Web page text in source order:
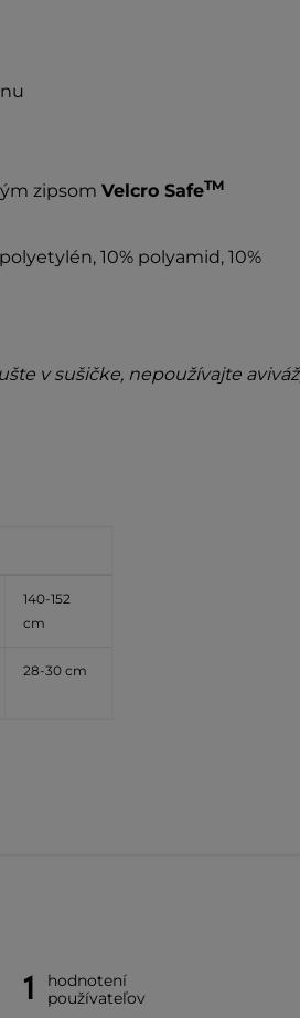
zipsom Velcro SafeTM
10% polyamid, 10%
v sušičke, nepoužívajte
140-152
cm
28-30 cm
1
hodnotení
používateľov